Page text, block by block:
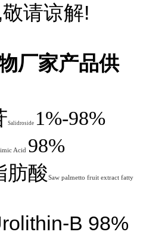
,敬请谅解!
厂家产品供
Salidroside 1%-98%
Acid 98%
肪酸Saw palmetto fruit extract fatty
B 98%